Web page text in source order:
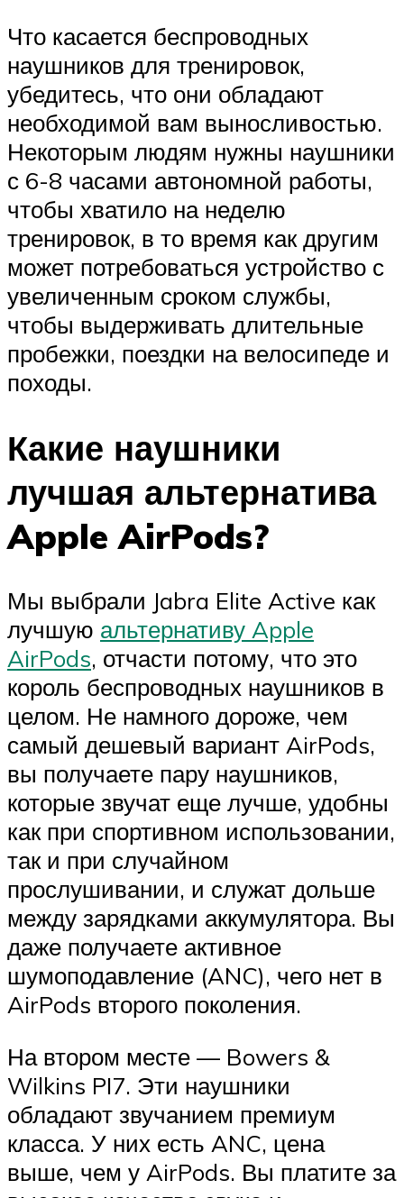
Что касается беспроводных
наушников для тренировок,
убедитесь, что они обладают
необходимой вам выносливостью.
Некоторым людям нужны наушники
с 6-8 часами автономной работы,
чтобы хватило на неделю
тренировок, в то время как другим
может потребоваться устройство с
увеличенным сроком службы,
чтобы выдерживать длительные
пробежки, поездки на велосипеде и
походы.
Какие наушники
лучшая альтернатива
Apple AirPods?
Мы выбрали Jabra Elite Active как
лучшую альтернативу Apple
AirPods, отчасти потому, что это
король беспроводных наушников в
целом. Не намного дороже, чем
самый дешевый вариант AirPods,
вы получаете пару наушников,
которые звучат еще лучше, удобны
как при спортивном использовании,
так и при случайном
прослушивании, и служат дольше
между зарядками аккумулятора. Вы
даже получаете активное
шумоподавление (ANC), чего нет в
AirPods второго поколения.
На втором месте — Bowers &
Wilkins PI7. Эти наушники
обладают звучанием премиум
класса. У них есть ANC, цена
выше, чем у AirPods. Вы платите за